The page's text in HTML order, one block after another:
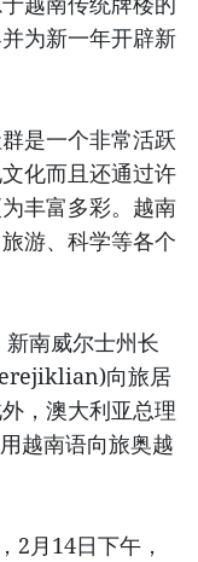
为新一年开辟新
是一个非常活跃
化而且还通过许
丰富多彩。越南
游、科学等各个
南威尔士州长
向旅居
，澳大利亚总理
越南语向旅奥越
2月14日下午，